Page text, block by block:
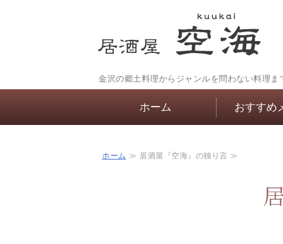
金沢の郷土料理からジャンルを問わない料理ま
ホーム おすすめ
ホーム ≫ 居酒屋『空海』の独り言 ≫